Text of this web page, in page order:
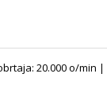
20.000 o/min